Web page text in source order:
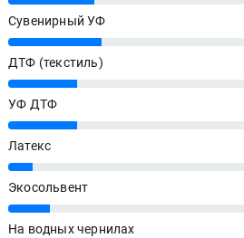
Сувенирный УФ
27%
ДТФ (текстиль)
20%
УФ ДТФ
20%
Латекс
7%
Экосольвент
12%
На водных чернилах